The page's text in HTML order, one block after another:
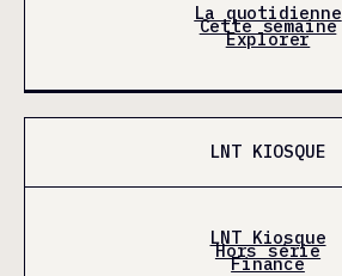
La quotidienne
Cette semaine
Explorer
LNT KIOSQUE
LNT Kiosque
Hors série
Finance